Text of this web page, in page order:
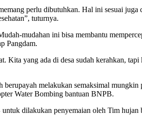
perlu dibutuhkan. Hal ini sesuai
tuturnya.
mudahan ini bisa membantu
Pangdam.
yang ada di desa sudah kerahkan,
melakukan semaksimal
Water Bombing bantuan BNPB.
dilakukan penyemaian oleh Tim hujan